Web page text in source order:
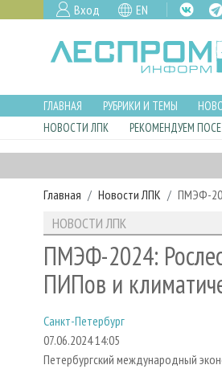
Вход EN
ГЛАВНАЯ РУБРИКИ И ТЕМЫ
НОВОСТИ ЛПК
РЕКОМЕНДУЕМ
Главная Новости ЛПК ПМЭФ-
НОВОСТИ ЛПК
ПМЭФ-2024:
ПИПов и
Санкт-Петербург
07.06.2024 14:05
Петербургский международный